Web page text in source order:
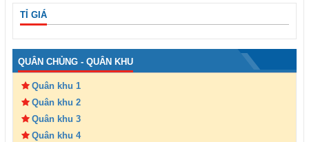
TỈ GIÁ
QUÂN CHỦNG - QUÂN KHU
Quân khu 1
Quân khu 2
Quân khu 3
Quân khu 4